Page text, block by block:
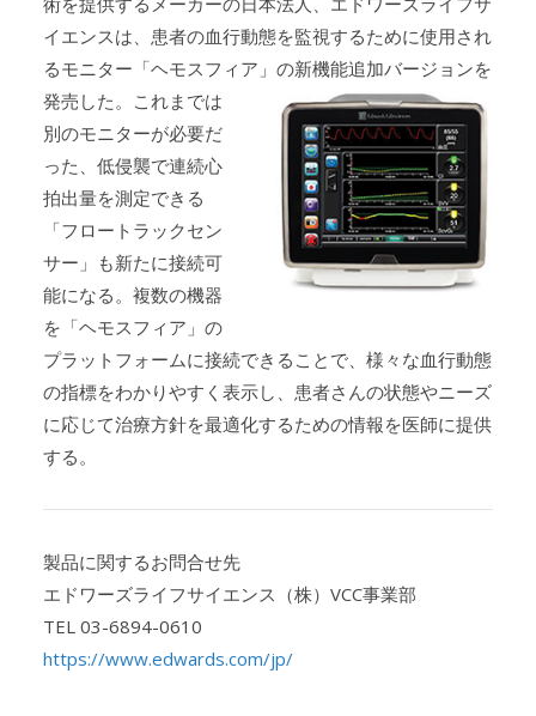
イエンスは、患者の血行動態を監視するために使用され
るモニター「ヘモスフィア」の新機能追加バージョンを
発売した。 これまでは
別のモニターが必要だ
った、低侵襲で連続心
拍出量を測定できる
「フロートラックセン
サー」も新たに接続可
能になる。複数の機器
を「ヘモスフィア」の
プラットフォームに接続できることで、様々な血行動態
の指標をわかりやすく表示し、患者さんの状態やニーズ
に応じて治療方針を最適化するための情報を医師に提供
する。
製品に関するお問合せ先
エドワーズライフサイエンス（株）VCC事業部
TEL 03-6894-0610
https://www.edwards.com/jp/